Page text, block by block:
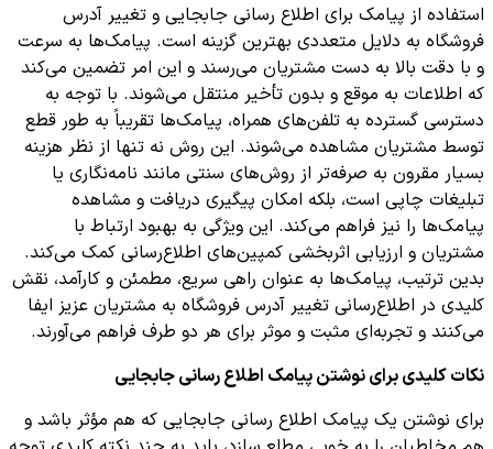
استفاده از پیامک برای اطلاع رسانی جابجایی و تغییر آدرس
فروشگاه به دلایل متعددی بهترین گزینه است. پیامک‌ها به سرعت
و با دقت بالا به دست مشتریان می‌رسند و این امر تضمین می‌کند
که اطلاعات به موقع و بدون تأخیر منتقل می‌شوند. با توجه به
دسترسی گسترده به تلفن‌های همراه، پیامک‌ها تقریباً به طور قطع
توسط مشتریان مشاهده می‌شوند. این روش نه تنها از نظر هزینه
بسیار مقرون به صرفه‌تر از روش‌های سنتی مانند نامه‌نگاری یا
تبلیغات چاپی است، بلکه امکان پیگیری دریافت و مشاهده
پیامک‌ها را نیز فراهم می‌کند. این ویژگی به بهبود ارتباط با
مشتریان و ارزیابی اثربخشی کمپین‌های اطلاع‌رسانی کمک می‌کند.
بدین ترتیب، پیامک‌ها به عنوان راهی سریع، مطمئن و کارآمد، نقش
کلیدی در اطلاع‌رسانی تغییر آدرس فروشگاه به مشتریان عزیز ایفا
می‌کنند و تجربه‌ای مثبت و موثر برای هر دو طرف فراهم می‌آورند.
نکات کلیدی برای نوشتن پیامک اطلاع رسانی جابجایی
برای نوشتن یک پیامک اطلاع رسانی جابجایی که هم مؤثر باشد و